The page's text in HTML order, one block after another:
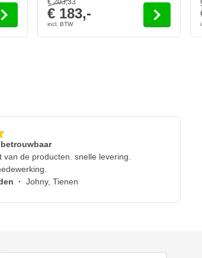
€ 203,33
€ 183,-
van de producten. snelle levering.
· Johny, Tienen